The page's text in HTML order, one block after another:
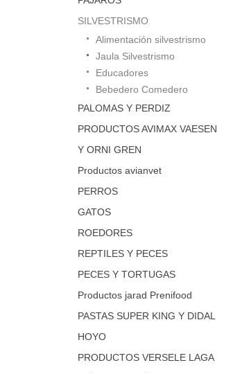
SILVESTRISMO
Alimentación silvestrismo
Jaula Silvestrismo
Educadores
Bebedero Comedero
PALOMAS Y PERDIZ
PRODUCTOS AVIMAX VAESEN
Y ORNI GREN
Productos avianvet
PERROS
GATOS
ROEDORES
REPTILES Y PECES
PECES Y TORTUGAS
Productos jarad Prenifood
PASTAS SUPER KING Y DIDAL
HOYO
PRODUCTOS VERSELE LAGA